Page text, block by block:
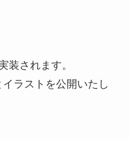
装されます。
ラストを公開いたし